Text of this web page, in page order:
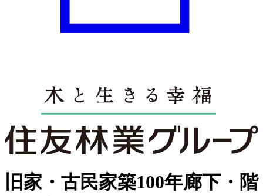
旧家・古民家築100年廊下・階